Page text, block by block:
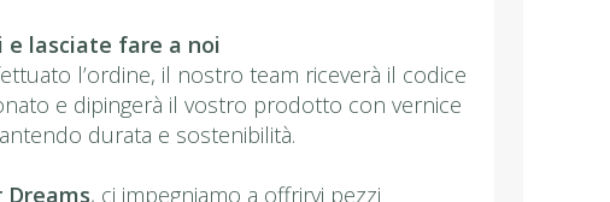
e lasciate fare a noi
l’ordine, il nostro team riceverà il codice
e dipingerà il vostro prodotto con vernice
durata e sostenibilità.
Dreams, ci impegniamo a offrirvi pezzi